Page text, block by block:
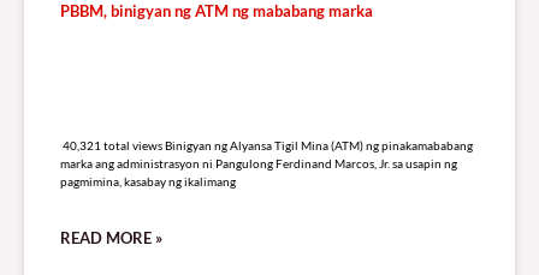
PBBM, binigyan ng ATM ng mababang marka
40,321 total views Binigyan ng Alyansa Tigil Mina (ATM) ng pinakamababang
marka ang administrasyon ni Pangulong Ferdinand Marcos, Jr. sa usapin ng
pagmimina, kasabay ng ikalimang
READ MORE »